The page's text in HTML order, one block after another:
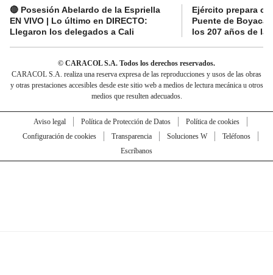
🔴 Posesión Abelardo de la Espriella
EN VIVO | Lo último en DIRECTO:
Llegaron los delegados a Cali
Ejército prepara
Puente de Boyacá
los 207 años de la
© CARACOL S.A. Todos los derechos reservados.
CARACOL S.A. realiza una reserva expresa de las reproducciones y usos de las obras
y otras prestaciones accesibles desde este sitio web a medios de lectura mecánica u otros
medios que resulten adecuados.
Aviso legal Política de Protección de Datos
Política de cookies
Configuración de cookies
Transparencia Soluciones W
Teléfonos
Escríbanos